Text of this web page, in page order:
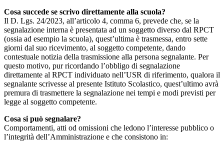
Cosa succede se scrivo direttamente alla scuola?
Il D. Lgs. 24/2023, all’articolo 4, comma 6, prevede che, se la
segnalazione interna è presentata ad un soggetto diverso dal RPCT
(ossia ad esempio la scuola), quest’ultima è trasmessa, entro sette
giorni dal suo ricevimento, al soggetto competente, dando
contestuale notizia della trasmissione alla persona segnalante. Per
questo motivo, pur ricordando l’obbligo di segnalazione
direttamente al RPCT individuato nell’USR di riferimento, qualora il
segnalante scrivesse al presente Istituto Scolastico, quest’ultimo avrà
premura di trasmettere la segnalazione nei tempi e modi previsti per
legge al soggetto competente.
Cosa si può segnalare?
Comportamenti, atti od omissioni che ledono l’interesse pubblico o
l’integrità dell’Amministrazione e che consistono in: